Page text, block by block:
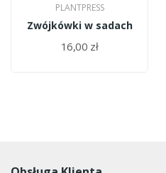
PLANTPRESS
Zwójkówki w sadach
16,00 zł